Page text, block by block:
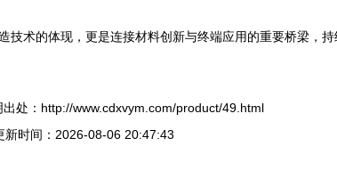
术的体现，更是连接材料创新与终端应用的重要桥梁，
处：http://www.cdxvym.com/product/49.html
新时间：2026-08-06 20:47:43